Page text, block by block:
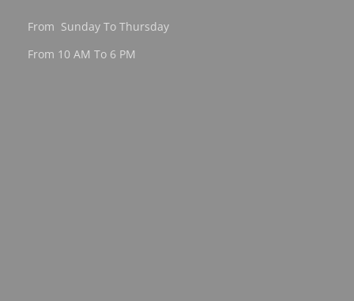
From Sunday To Thursday
From 10 AM To 6 PM